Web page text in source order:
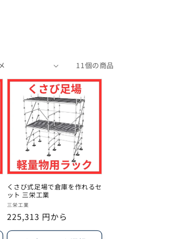
11個の商品
くさび式足場で倉庫を作れるセ
ット 三栄工業
販
売
元:
三栄工業
通
常
225,313 円から